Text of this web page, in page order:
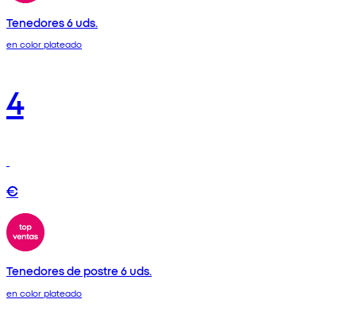
Tenedores 6 uds.
en color plateado
4
€
Tenedores de postre 6 uds.
en color plateado